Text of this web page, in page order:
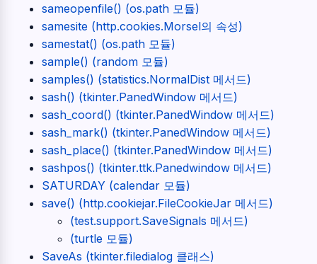
sameopenfile() (os.path 모듈)
samesite (http.cookies.Morsel의 속성)
samestat() (os.path 모듈)
sample() (random 모듈)
samples() (statistics.NormalDist 메서드)
sash() (tkinter.PanedWindow 메서드)
sash_coord() (tkinter.PanedWindow 메서드)
sash_mark() (tkinter.PanedWindow 메서드)
sash_place() (tkinter.PanedWindow 메서드)
sashpos() (tkinter.ttk.Panedwindow 메서드)
SATURDAY (calendar 모듈)
save() (http.cookiejar.FileCookieJar 메서드)
(test.support.SaveSignals 메서드)
(turtle 모듈)
SaveAs (tkinter.filedialog 클래스)